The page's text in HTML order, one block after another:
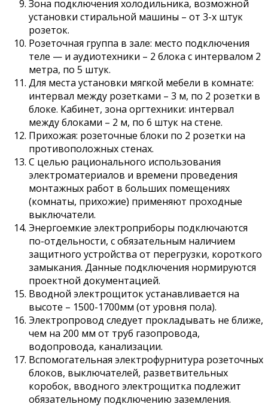
Зона подключения холодильника, возможной
установки стиральной машины – от 3-х штук
розеток.
Розеточная группа в зале: место подключения
теле — и аудиотехники – 2 блока с интервалом 2
метра, по 5 штук.
Для места установки мягкой мебели в комнате:
интервал между розетками – 3 м, по 2 розетки в
блоке. Кабинет, зона оргтехники: интервал
между блоками – 2 м, по 6 штук на стене.
Прихожая: розеточные блоки по 2 розетки на
противоположных стенах.
С целью рационального использования
электроматериалов и времени проведения
монтажных работ в больших помещениях
(комнаты, прихожие) применяют проходные
выключатели.
Энергоемкие электроприборы подключаются
по-отдельности, с обязательным наличием
защитного устройства от перегрузки, короткого
замыкания. Данные подключения нормируются
проектной документацией.
Вводной электрощиток устанавливается на
высоте – 1500-1700мм (от уровня пола).
Электропровод следует прокладывать не ближе,
чем на 200 мм от труб газопровода,
водопровода, канализации.
Вспомогательная электрофурнитура розеточных
блоков, выключателей, разветвительных
коробок, вводного электрощитка подлежит
обязательному подключению заземления.